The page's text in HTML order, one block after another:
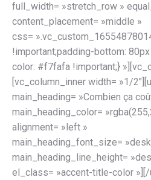
full_width= »stretch_row »
content_placement= »middle »
css=
!important;padding-bottom:
color: #f7fafa !important;}
[vc_column_inner width= »1/
main_heading= »Combien ça
main_heading_color=
alignment= »left »
main_heading_font_size=
main_heading_line_height=
el_class= »accent-title-color »][/